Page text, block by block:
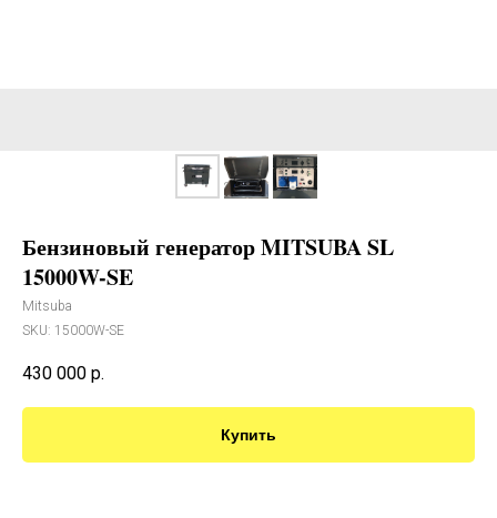
Бензиновый генератор MITSUBA SL
15000W-SE
Mitsuba
SKU: 15000W-SE
430 000 р.
Купить